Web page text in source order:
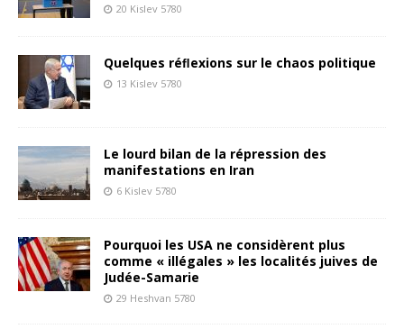
20 Kislev 5780
Quelques réﬂexions sur le chaos politique
13 Kislev 5780
Le lourd bilan de la répression des
manifestations en Iran
6 Kislev 5780
Pourquoi les USA ne considèrent plus
comme « illégales » les localités juives de
Judée-Samarie
29 Heshvan 5780